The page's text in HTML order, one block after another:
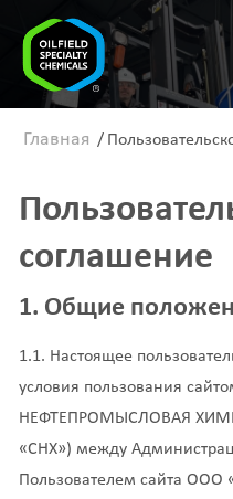
Главная /
соглашение
1. Общие
1.1. Настоящее
условия пользования
НЕФТЕПРОМЫСЛОВАЯ
«СНХ») между
Пользователем сайта ООО